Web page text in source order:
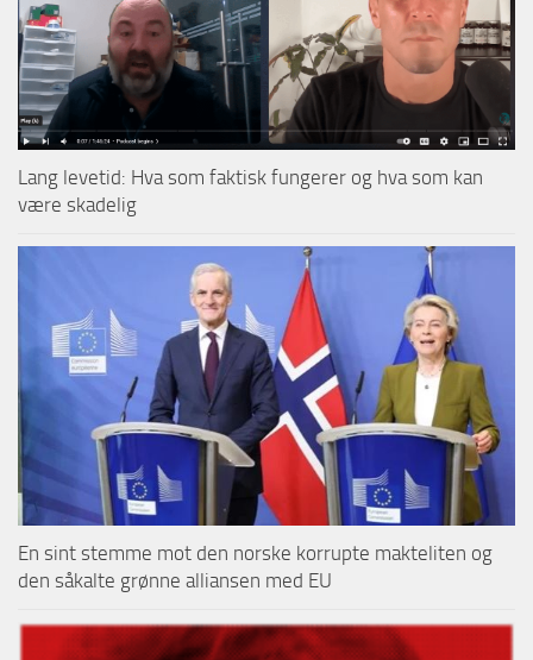
Lang levetid: Hva som faktisk fungerer og hva som kan
være skadelig
En sint stemme mot den norske korrupte makteliten og
den såkalte grønne alliansen med EU